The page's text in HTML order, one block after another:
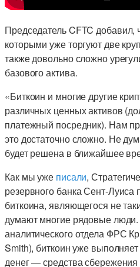
Председатель CFTC
которыми уже торгуют две
также довольно сложно
базового актива.
«Биткоин и многие другие
различных ценных активов
платежный посредник). Нам
это достаточно сложно. Не
будет решена в ближайшее
Как мы уже писали,
резервного банка Сент-
биткоина, являющегося не
думают многие рядовые
аналитического отдела ФРС
Smith), биткоин уже
денег — средства сбережения